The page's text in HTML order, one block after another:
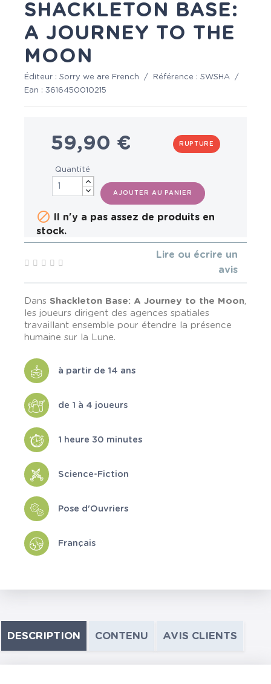
SHACKLETON BASE:
A JOURNEY TO THE
MOON
Éditeur : Sorry we are French / Référence : SWSHA
/
Ean : 3616450010215
59,90 € RUPTURE
Quantité
AJOUTER AU PANIER
 Il n'y a pas assez de produits en
stock.
Lire ou écrire un
avis
Dans Shackleton Base: A Journey to the Moon,
les joueurs dirigent des agences spatiales
travaillant ensemble pour étendre la présence
humaine sur la Lune.
à partir de 14 ans
de 1 à 4 joueurs
1 heure 30 minutes
Science-Fiction
Pose d'Ouvriers
Français
DESCRIPTION CONTENU AVIS CLIENTS